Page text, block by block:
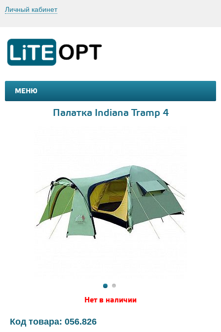
Личный кабинет
МЕНЮ
МАШИНКИ И МОТОЦИКЛЫ
Палатка Indiana Tramp 4
Нет в наличии
Код товара: 056.826